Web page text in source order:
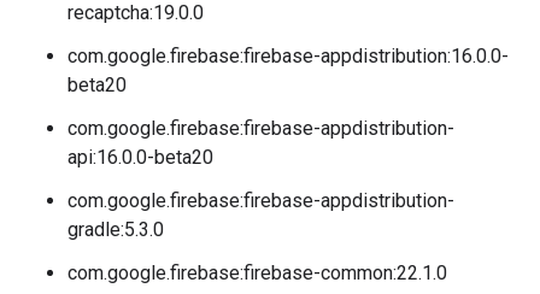
recaptcha:19.0.0
com.google.firebase:firebase-appdistribution:16.0.0-
beta20
com.google.firebase:firebase-appdistribution-
api:16.0.0-beta20
com.google.firebase:firebase-appdistribution-
gradle:5.3.0
com.google.firebase:firebase-common:22.1.0